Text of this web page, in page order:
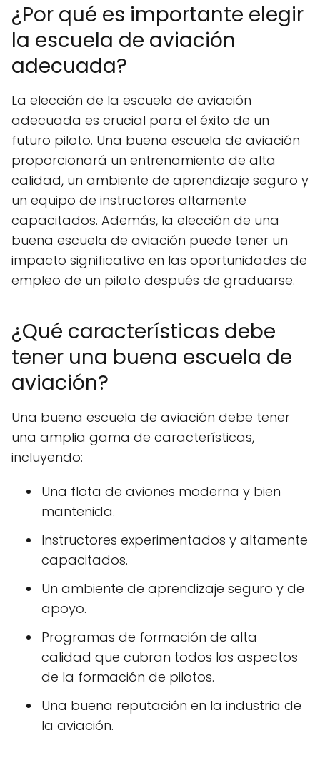
¿Por qué es importante elegir
la escuela de aviación
adecuada?
La elección de la escuela de aviación
adecuada es crucial para el éxito de un
futuro piloto. Una buena escuela de aviación
proporcionará un entrenamiento de alta
calidad, un ambiente de aprendizaje seguro y
un equipo de instructores altamente
capacitados. Además, la elección de una
buena escuela de aviación puede tener un
impacto significativo en las oportunidades de
empleo de un piloto después de graduarse.
¿Qué características debe
tener una buena escuela de
aviación?
Una buena escuela de aviación debe tener
una amplia gama de características,
incluyendo:
Una flota de aviones moderna y bien
mantenida.
Instructores experimentados y altamente
capacitados.
Un ambiente de aprendizaje seguro y de
apoyo.
Programas de formación de alta
calidad que cubran todos los aspectos
de la formación de pilotos.
Una buena reputación en la industria de
la aviación.